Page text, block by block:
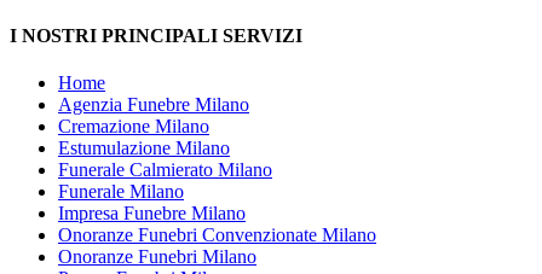
I NOSTRI PRINCIPALI SERVIZI
Home
Agenzia Funebre Milano
Cremazione Milano
Estumulazione Milano
Funerale Calmierato Milano
Funerale Milano
Impresa Funebre Milano
Onoranze Funebri Convenzionate Milano
Onoranze Funebri Milano